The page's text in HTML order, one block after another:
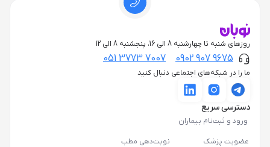
روزهای شنبه تا چهارشنبه 8 الی 16، پنجشنبه 8 الی 12
0902 907 9675
051 3773 7007
ما را در شبکه‌های اجتماعی دنبال کنید
دسترسی سریع
ورود و ثبت‌نام بیماران
عضویت پزشک
نوبت‌دهی مطب